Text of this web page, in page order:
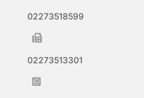
02273518599

02273513301
